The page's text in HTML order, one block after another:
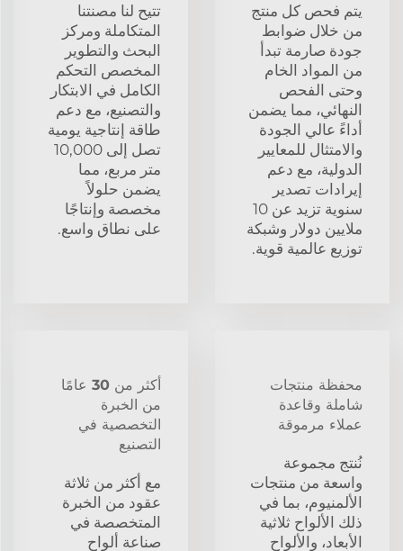
يتم فحص كل منتج
من خلال ضوابط
جودة صارمة تبدأ
من المواد الخام
وحتى الفحص
النهائي، مما يضمن
أداءً عالي الجودة
والامتثال للمعايير
الدولية، مع دعم
إيرادات تصدير
سنوية تزيد عن 10
ملايين دولار وشبكة
توزيع عالمية قوية.
تتيح لنا مصنتنا
المتكاملة ومركز
البحث والتطوير
المخصص التحكم
الكامل في الابتكار
والتصنيع، مع دعم
طاقة إنتاجية يومية
تصل إلى 10,000
متر مربع، مما
يضمن حلولاً
مخصصة وإنتاجًا
على نطاق واسع.
محفظة منتجات
شاملة وقاعدة
عملاء مرموقة
نُنتج مجموعة
واسعة من منتجات
الألمنيوم، بما في
ذلك الألواح ثلاثية
الأبعاد، والألواح
أكثر من 30 عامًا
من الخبرة
التخصصية في
التصنيع
مع أكثر من ثلاثة
عقود من الخبرة
المتخصصة في
صناعة ألواح